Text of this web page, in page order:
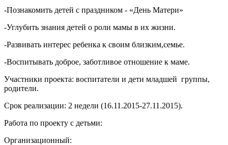
-Познакомить детей с праздником - «День Матери»
-Углубить знания детей о роли мамы в их жизни.
-Развивать интерес ребенка к своим близким,семье.
-Воспитывать доброе, заботливое отношение к маме.
Участники проекта: воспитатели и дети младшей группы,
родители.
Срок реализации: 2 недели (16.11.2015-27.11.2015).
Работа по проекту с детьми:
Организационный: